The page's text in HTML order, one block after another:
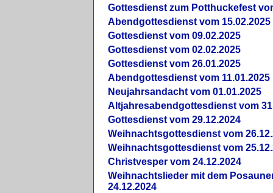
Gottesdienst zum Potthuckefest
Abendgottesdienst vom 15.02.2025
Gottesdienst vom 09.02.2025
Gottesdienst vom 02.02.2025
Gottesdienst vom 26.01.2025
Abendgottesdienst vom 11.01.2025
Neujahrsandacht vom 01.01.2025
Altjahresabendgottesdienst vom
Gottesdienst vom 29.12.2024
Weihnachtsgottesdienst vom
Weihnachtsgottesdienst vom
Christvesper vom 24.12.2024
Weihnachtslieder mit dem
24.12.2024